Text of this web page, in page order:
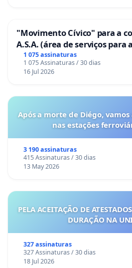
"Movimento Cívico" para a
A.S.A. (área de serviços para
Coimbra
1 075 assinaturas
1 075 Assinaturas / 30 dias
16 Jul 2026
Após a morte de Diégo,
nas estações
3 190 assinaturas
415 Assinaturas / 30 dias
13 May 2026
PELA ACEITAÇÃO DE
DURAÇÃO NA
327 assinaturas
327 Assinaturas / 30 dias
18 Jul 2026